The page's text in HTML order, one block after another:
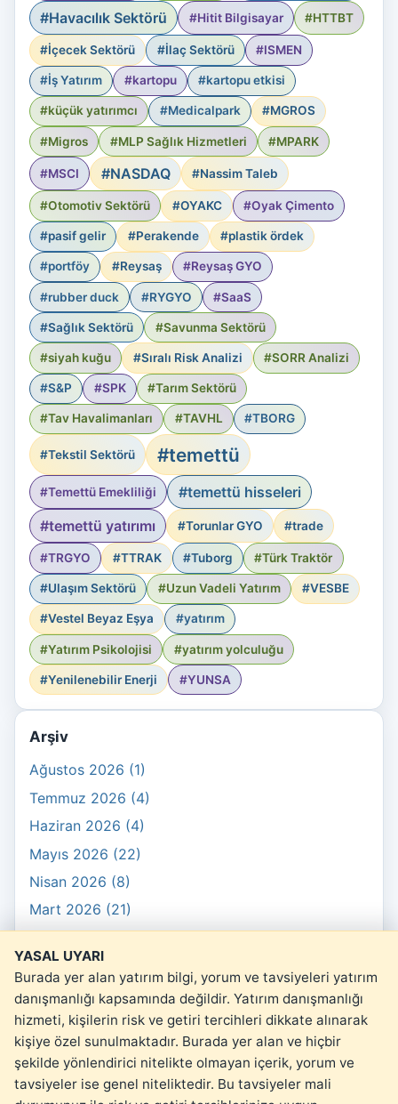
#Havacılık Sektörü #Hitit Bilgisayar #HTTBT
#İçecek Sektörü #İlaç Sektörü #ISMEN
#İş Yatırım #kartopu #kartopu etkisi
#küçük yatırımcı #Medicalpark #MGROS
#Migros #MLP Sağlık Hizmetleri #MPARK
#MSCI #NASDAQ #Nassim Taleb
#Otomotiv Sektörü #OYAKC #Oyak Çimento
#pasif gelir #Perakende #plastik ördek
#portföy #Reysaş #Reysaş GYO
#rubber duck #RYGYO #SaaS
#Sağlık Sektörü #Savunma Sektörü
#siyah kuğu #Sıralı Risk Analizi #SORR Analizi
#S&P #SPK #Tarım Sektörü
#Tav Havalimanları #TAVHL #TBORG
#Tekstil Sektörü #temettü
#Temettü Emekliliği
#temettü hisseleri
#temettü yatırımı
#Torunlar GYO #trade
#TRGYO #TTRAK #Tuborg #Türk Traktör
#Ulaşım Sektörü #Uzun Vadeli Yatırım #VESBE
#Vestel Beyaz Eşya #yatırım
#Yatırım Psikolojisi #yatırım yolculuğu
#Yenilenebilir Enerji #YUNSA
Arşiv
Ağustos 2026 (1)
Temmuz 2026 (4)
Haziran 2026 (4)
Mayıs 2026 (22)
Nisan 2026 (8)
Mart 2026 (21)
Şubat 2026 (10)
Ocak 2026 (3)
Yasal Uyarı
YASAL UYARI
Burada yer alan yatırım bilgi, yorum ve tavsiyeleri yatırım
danışmanlığı kapsamında değildir. Yatırım danışmanlığı
hizmeti, kişilerin risk ve getiri tercihleri dikkate alınarak
kişiye özel sunulmaktadır. Burada yer alan ve hiçbir
şekilde yönlendirici nitelikte olmayan içerik, yorum ve
tavsiyeler ise genel niteliktedir. Bu tavsiyeler mali
© 2026 kartopu.money